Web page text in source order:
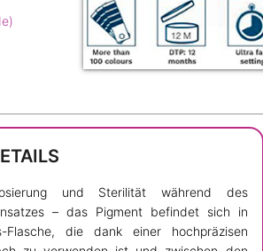
und Sterilität während des
– das Pigment befindet sich in
Flasche, die dank einer hochpräzisen